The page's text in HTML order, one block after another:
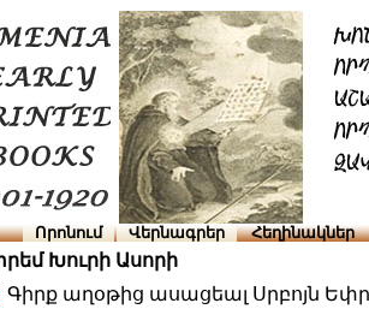
Որոնում Վերնագրեր Հեղինակներ
Խուրի Ասորի
Գիրք աղօթից ասացեալ Սրբոյն